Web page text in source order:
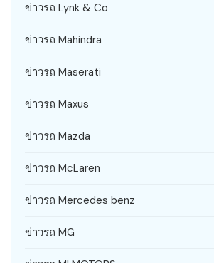
ข่าวรถ Lynk & Co
ข่าวรถ Mahindra
ข่าวรถ Maserati
ข่าวรถ Maxus
ข่าวรถ Mazda
ข่าวรถ McLaren
ข่าวรถ Mercedes benz
ข่าวรถ MG